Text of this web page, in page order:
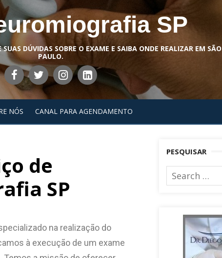
SP
DÚVIDAS SOBRE O EXAME E SAIBA ONDE REALIZAR EM SÃO
PAULO.
NÓS CANAL PARA AGENDAMENTO
de
SP
na realização do
à execução de um exame
PESQUISAR